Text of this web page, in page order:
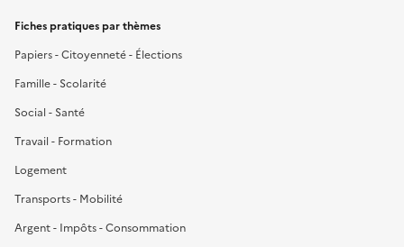
Fiches pratiques par thèmes
Papiers - Citoyenneté - Élections
Famille - Scolarité
Social - Santé
Travail - Formation
Logement
Transports - Mobilité
Argent - Impôts - Consommation